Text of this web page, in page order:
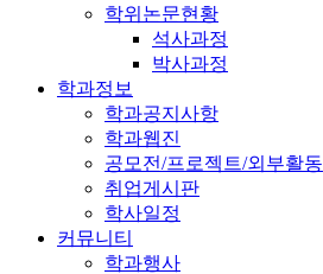
학위논문현황
석사과정
박사과정
학과정보
학과공지사항
학과웹진
공모전/프로젝트/외부활동
취업게시판
학사일정
커뮤니티
학과행사